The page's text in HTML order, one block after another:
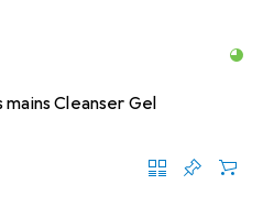
Cleanser Gel